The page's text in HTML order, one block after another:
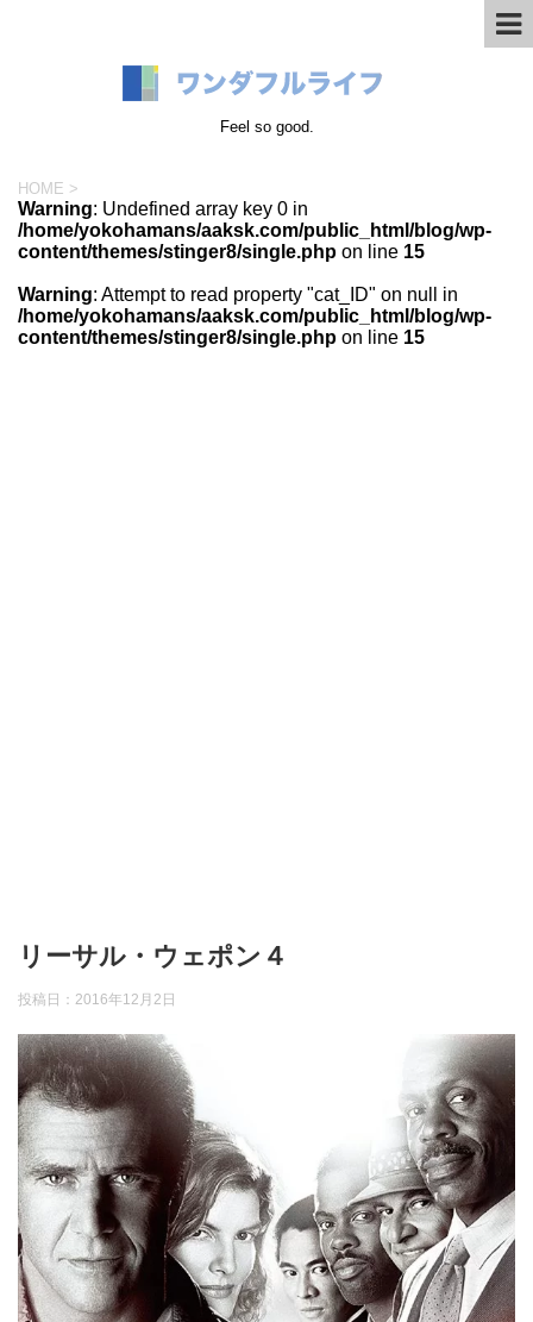
Feel so good.
HOME >
Warning: Undefined array key 0 in
/home/yokohamans/aaksk.com/public_html/blog/wp-
content/themes/stinger8/single.php on line 15
Warning: Attempt to read property "cat_ID" on null in
/home/yokohamans/aaksk.com/public_html/blog/wp-
content/themes/stinger8/single.php on line 15
リーサル・ウェポン４
投稿日： 2016年12月2日